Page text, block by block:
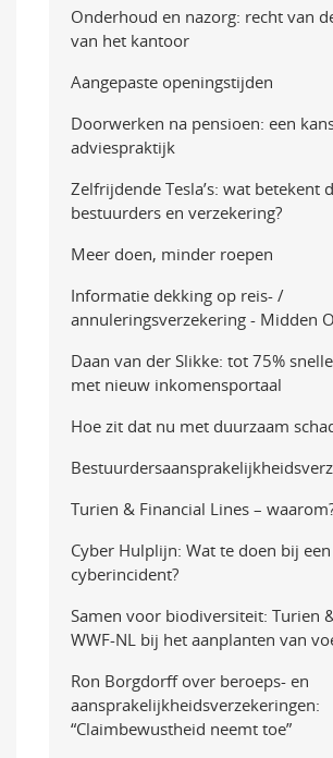
Onderhoud en nazorg: recht van
van het kantoor
Aangepaste openingstijden
Doorwerken na pensioen: een
adviespraktijk
Zelfrijdende Tesla’s: wat betekent
bestuurders en verzekering?
Meer doen, minder roepen
Informatie dekking op reis- /
annuleringsverzekering - Midden
Daan van der Slikke: tot 75%
met nieuw inkomensportaal
Hoe zit dat nu met duurzaam
Turien & Financial Lines –
Cyber Hulplijn: Wat te doen bij een
cyberincident?
Samen voor biodiversiteit: Turien
WWF-NL bij het aanplanten van
Ron Borgdorff over beroeps- en
aansprakelijkheidsverzekeringen:
“Claimbewustheid neemt toe”